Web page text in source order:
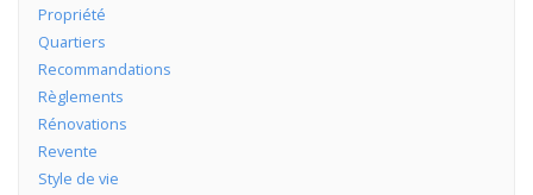
Propriété
Quartiers
Recommandations
Règlements
Rénovations
Revente
Style de vie